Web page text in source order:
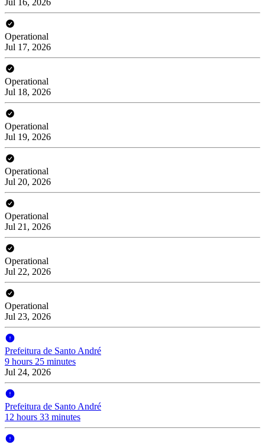
Operational
Jul 17, 2026
Operational
Jul 18, 2026
Operational
Jul 19, 2026
Operational
Jul 20, 2026
Operational
Jul 21, 2026
Operational
Jul 22, 2026
Operational
Jul 23, 2026
Prefeitura de Santo André
9 hours 25 minutes
Jul 24, 2026
Prefeitura de Santo André
12 hours 33 minutes